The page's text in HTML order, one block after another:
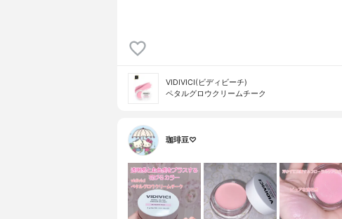
VIDIVICI(ビディビーチ)
ペタルグロウクリームチーク
珈琲豆♡